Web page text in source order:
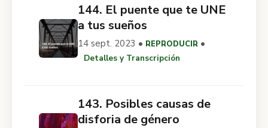
144. El puente que te UNE
a tus sueños
14 sept. 2023 • REPRODUCIR •
Detalles y Transcripción
143. Posibles causas de
disforia de género